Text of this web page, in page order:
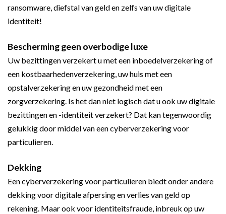
ransomware, diefstal van geld en zelfs van uw digitale
identiteit!
Bescherming geen overbodige luxe
Uw bezittingen verzekert u met een inboedelverzekering of
een kostbaarhedenverzekering, uw huis met een
opstalverzekering en uw gezondheid met een
zorgverzekering. Is het dan niet logisch dat u ook uw digitale
bezittingen en -identiteit verzekert? Dat kan tegenwoordig
gelukkig door middel van een cyberverzekering voor
particulieren.
Dekking
Een cyberverzekering voor particulieren biedt onder andere
dekking voor digitale afpersing en verlies van geld op
rekening. Maar ook voor identiteitsfraude, inbreuk op uw